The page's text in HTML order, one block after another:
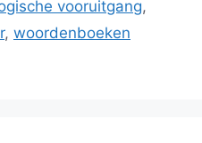
vooruitgang,
, woordenboeken